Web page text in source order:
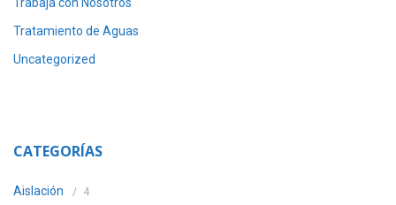
Tratamiento de Aguas
Uncategorized
CATEGORÍAS
Aislación 4